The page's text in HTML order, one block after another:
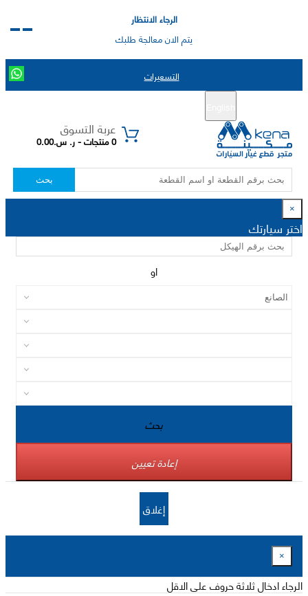
الرجاء الانتظار
يتم الان معالجة طلبك
التسعيرات
عربة التسوق
0 منتجات - ر. س.0.00
بحث
×
اختر سيارتك
او
بحث
إعادة تعيين
إغلاق
×
الرجاء ادخال ثلاثة حروف على الاقل